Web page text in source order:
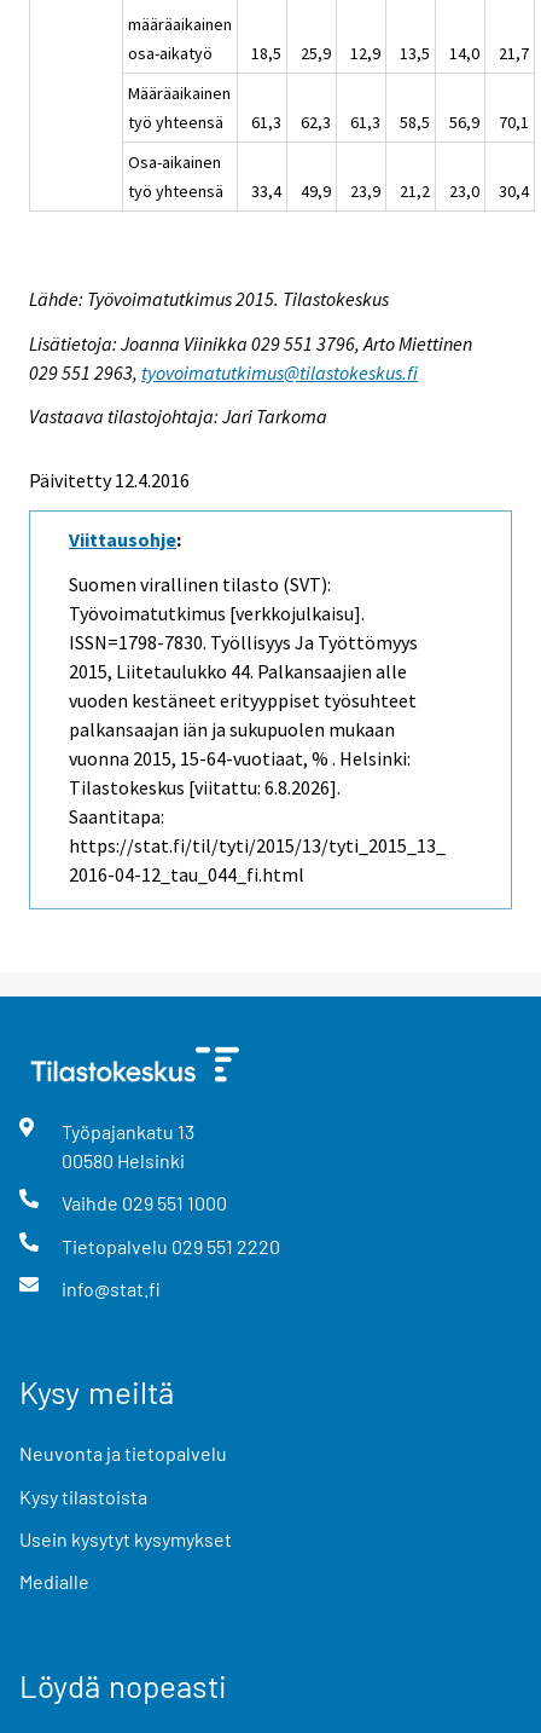
määräaikainen
osa-aikatyö
18,5 25,9 12,9 13,5 14,0
21,7
Määräaikainen
työ yhteensä
61,3 62,3 61,3 58,5 56,9
70,1
Osa-aikainen
työ yhteensä
33,4 49,9 23,9 21,2 23,0 30,4
Lähde: Työvoimatutkimus 2015. Tilastokeskus
Lisätietoja: Joanna Viinikka 029 551 3796, Arto Miettinen
029 551 2963, tyovoimatutkimus@tilastokeskus.fi
Vastaava tilastojohtaja: Jari Tarkoma
Päivitetty 12.4.2016
Viittausohje:
Suomen virallinen tilasto (SVT):
Työvoimatutkimus [verkkojulkaisu].
ISSN=1798-7830. Työllisyys Ja Työttömyys
2015, Liitetaulukko 44. Palkansaajien alle
vuoden kestäneet erityyppiset työsuhteet
palkansaajan iän ja sukupuolen mukaan
vuonna 2015, 15-64-vuotiaat, % . Helsinki:
Tilastokeskus [viitattu: 6.8.2026].
Saantitapa:
https://stat.fi/til/tyti/2015/13/tyti_2015_13_
2016-04-12_tau_044_fi.html
Työpajankatu 13
00580 Helsinki
Vaihde 029 551 1000
Tietopalvelu 029 551 2220
info@stat.fi
Kysy meiltä
Neuvonta ja tietopalvelu
Kysy tilastoista
Usein kysytyt kysymykset
Medialle
Löydä nopeasti